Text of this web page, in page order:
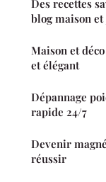
Des recettes
blog maison
Maison et
et élégant
Dépannage
rapide 24/7
Devenir
réussir